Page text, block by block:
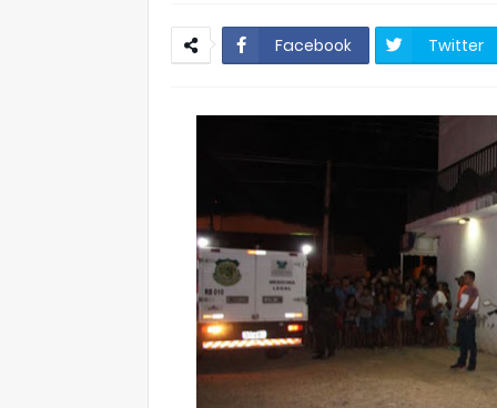
Facebook Twitter